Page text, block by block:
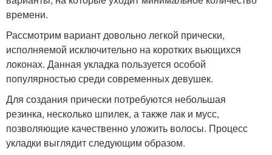
времени.
Рассмотрим вариант довольно легкой прически,
исполняемой исключительно на коротких вьющихся
локонах. Данная укладка пользуется особой
популярностью среди современных девушек.
Для создания прически потребуются небольшая
резинка, несколько шпилек, а также лак и мусс,
позволяющие качественно уложить волосы. Процесс
укладки выглядит следующим образом.